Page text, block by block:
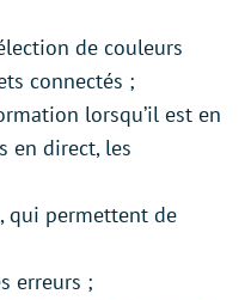
de couleurs
connectés ;
lorsqu’il est en
en direct, les
qui permettent de
erreurs ;